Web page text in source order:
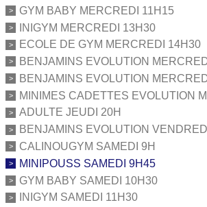
GYM BABY MERCREDI 11H15
INIGYM MERCREDI 13H30
ECOLE DE GYM MERCREDI 14H30
BENJAMINS EVOLUTION
BENJAMINS EVOLUTION
MINIMES CADETTES EVOLUTION
ADULTE JEUDI 20H
BENJAMINS EVOLUTION
CALINOUGYM SAMEDI 9H
MINIPOUSS SAMEDI 9H45
GYM BABY SAMEDI 10H30
INIGYM SAMEDI 11H30